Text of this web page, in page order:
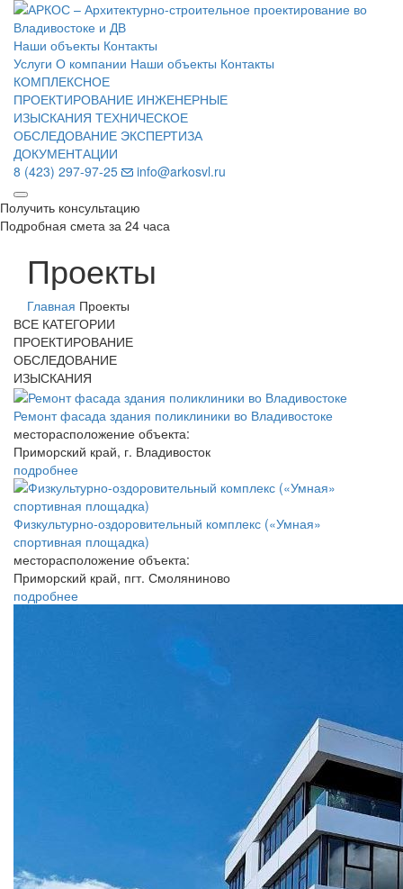
Наши объекты Контакты
Услуги О компании Наши объекты Контакты
КОМПЛЕКСНОЕ
ПРОЕКТИРОВАНИЕ ИНЖЕНЕРНЫЕ
ИЗЫСКАНИЯ ТЕХНИЧЕСКОЕ
ОБСЛЕДОВАНИЕ ЭКСПЕРТИЗА
ДОКУМЕНТАЦИИ
8 (423) 297-97-25
info@arkosvl.ru
Получить консультацию
Подробная смета за 24 часа
Проекты
Главная Проекты
ВСЕ КАТЕГОРИИ
ПРОЕКТИРОВАНИЕ
ОБСЛЕДОВАНИЕ
ИЗЫСКАНИЯ
Ремонт фасада здания поликлиники во Владивостоке
месторасположение объекта:
Приморский край, г. Владивосток
подробнее
Физкультурно-оздоровительный комплекс («Умная»
спортивная площадка)
месторасположение объекта:
Приморский край, пгт. Смоляниново
подробнее